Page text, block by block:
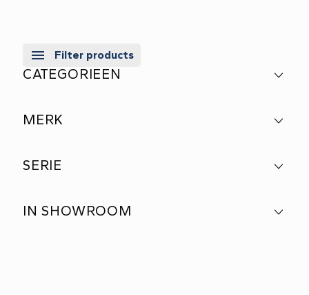
Filter products
CATEGORIEEN
MERK
SERIE
IN SHOWROOM